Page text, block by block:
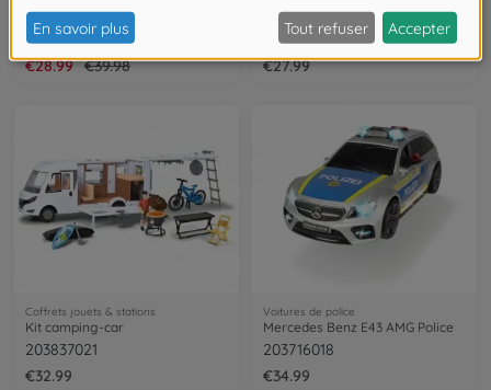
Dickie Action Truck Bundle
BDL-203745014
€28.99 €39.98
RC Suzuki Jimny Police
203714028
€27.99
Coffrets jouets & stations
Kit camping-car
203837021
€32.99
Voitures de police
Mercedes Benz E43 AMG Police
203716018
€34.99